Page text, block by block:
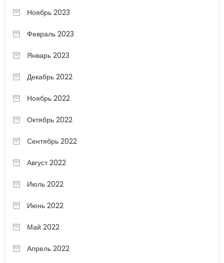
Ноябрь 2023
Февраль 2023
Январь 2023
Декабрь 2022
Ноябрь 2022
Октябрь 2022
Сентябрь 2022
Август 2022
Июль 2022
Июнь 2022
Май 2022
Апрель 2022